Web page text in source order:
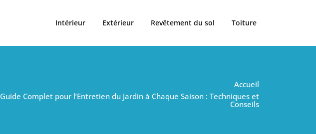
Intérieur Extérieur Revêtement du sol Toiture
Accueil
Guide Complet pour l’Entretien du Jardin à Chaque Saison : Techniques et
Conseils